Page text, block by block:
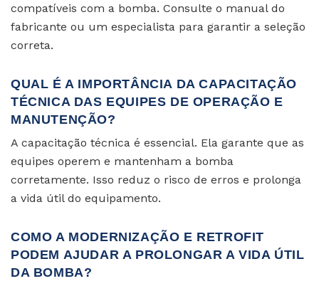
compatíveis com a bomba. Consulte o manual do
fabricante ou um especialista para garantir a seleção
correta.
QUAL É A IMPORTÂNCIA DA CAPACITAÇÃO
TÉCNICA DAS EQUIPES DE OPERAÇÃO E
MANUTENÇÃO?
A capacitação técnica é essencial. Ela garante que as
equipes operem e mantenham a bomba
corretamente. Isso reduz o risco de erros e prolonga
a vida útil do equipamento.
COMO A MODERNIZAÇÃO E RETROFIT
PODEM AJUDAR A PROLONGAR A VIDA ÚTIL
DA BOMBA?